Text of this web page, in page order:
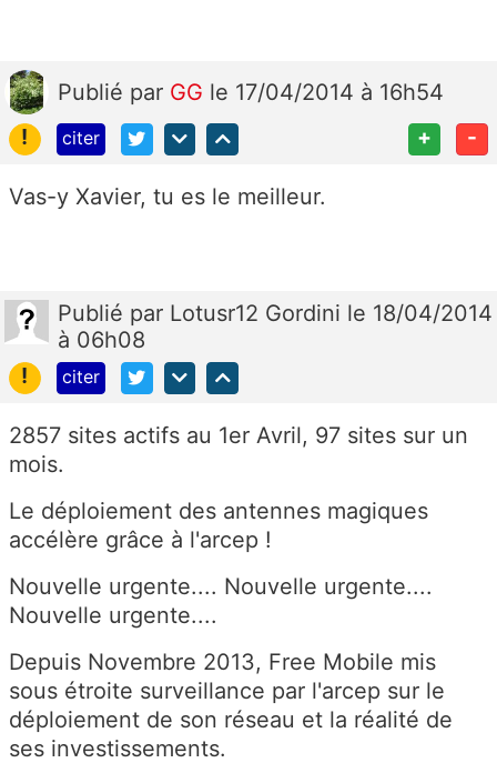
Publié par GG le 17/04/2014 à 16h54
!
citer + -
Vas-y Xavier, tu es le meilleur.
Publié par Lotusr12 Gordini le 18/04/2014
à 06h08
!
citer
2857 sites actifs au 1er Avril, 97 sites sur un
mois.
Le déploiement des antennes magiques
accélère grâce à l'arcep !
Nouvelle urgente.... Nouvelle urgente....
Nouvelle urgente....
Depuis Novembre 2013, Free Mobile mis
sous étroite surveillance par l'arcep sur le
déploiement de son réseau et la réalité de
ses investissements.